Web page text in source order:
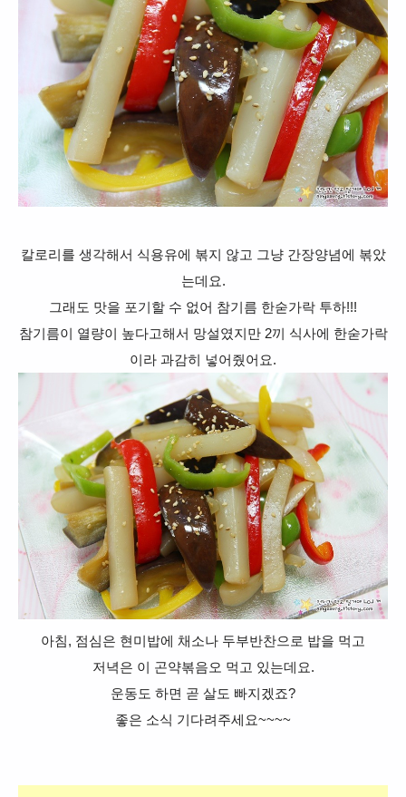
칼로리를 생각해서 식용유에 볶지 않고 그냥 간장양념에 볶았
는데요.
그래도 맛을 포기할 수 없어 참기름 한숟가락 투하!!!
참기름이 열량이 높다고해서 망설였지만 2끼 식사에 한숟가락
이라 과감히 넣어줬어요.
아침, 점심은 현미밥에 채소나 두부반찬으로 밥을 먹고
저녁은 이 곤약볶음오 먹고 있는데요.
운동도 하면 곧 살도 빠지겠죠?
좋은 소식 기다려주세요~~~~